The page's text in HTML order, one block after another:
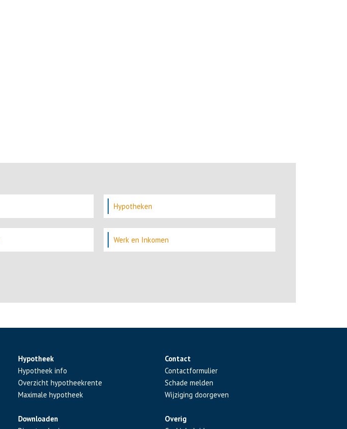
Hypotheken
Werk en Inkomen
Hypotheek
Hypotheek info
Overzicht hypotheekrente
Maximale hypotheek
Downloaden
Contact
Contactformulier
Schade melden
Wijziging doorgeven
Overig